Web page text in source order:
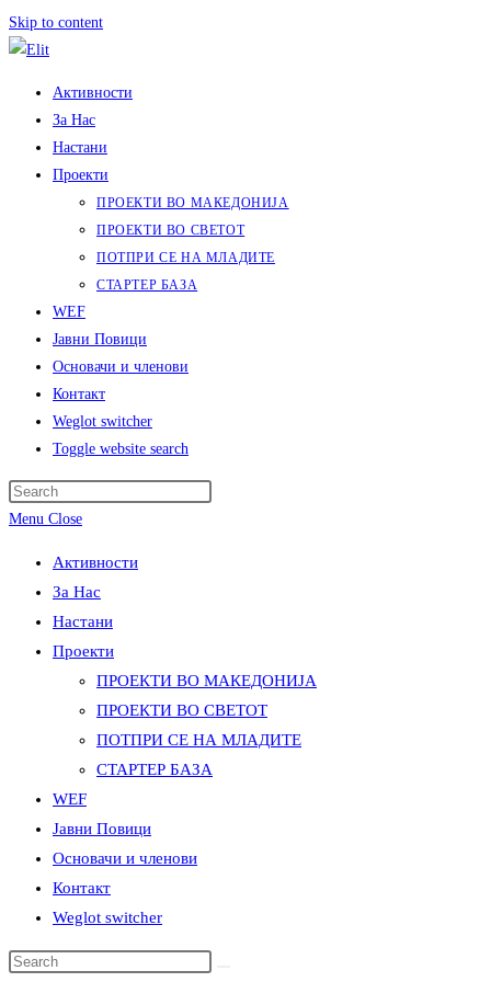
Skip to content
Активности
За Нас
Настани
Проекти
ПРОЕКТИ ВО МАКЕДОНИЈА
ПРОЕКТИ ВО СВЕТОТ
ПОТПРИ СЕ НА МЛАДИТЕ
СТАРТЕР БАЗА
WEF
Јавни Повици
Основачи и членови
Контакт
Weglot switcher
Toggle website search
Menu Close
Активности
За Нас
Настани
Проекти
ПРОЕКТИ ВО МАКЕДОНИЈА
ПРОЕКТИ ВО СВЕТОТ
ПОТПРИ СЕ НА МЛАДИТЕ
СТАРТЕР БАЗА
WEF
Јавни Повици
Основачи и членови
Контакт
Weglot switcher